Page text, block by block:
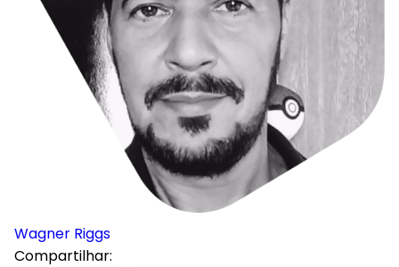
Wagner Riggs
Compartilhar: